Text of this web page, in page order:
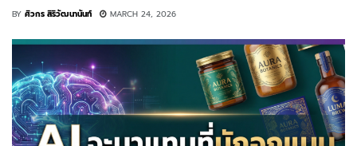
BY ศิวกร สิริวัฒนานันท์ MARCH 24, 2026